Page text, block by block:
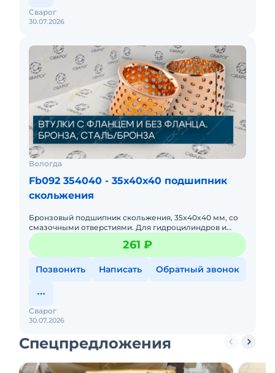
30.07.2026
Сварог
Вологда
Fb092 354040 - 35x40x40 подшипник
скольжения
Бронзовый подшипник скольжения, 35x40x40 мм, со
смазочными отверстиями. Для гидроцилиндров и
направляющих втулок. Малый вес, устойчивость к
коррозии.
261 ₽
Позвонить Написать Обратный звонок
30.07.2026
Сварог
Спецпредложения